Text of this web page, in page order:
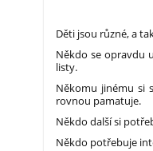
Děti jsou různé, a
Někdo se opravdu
listy.
Někomu jinému si
rovnou pamatuje.
Někdo další si
Někdo potřebuje